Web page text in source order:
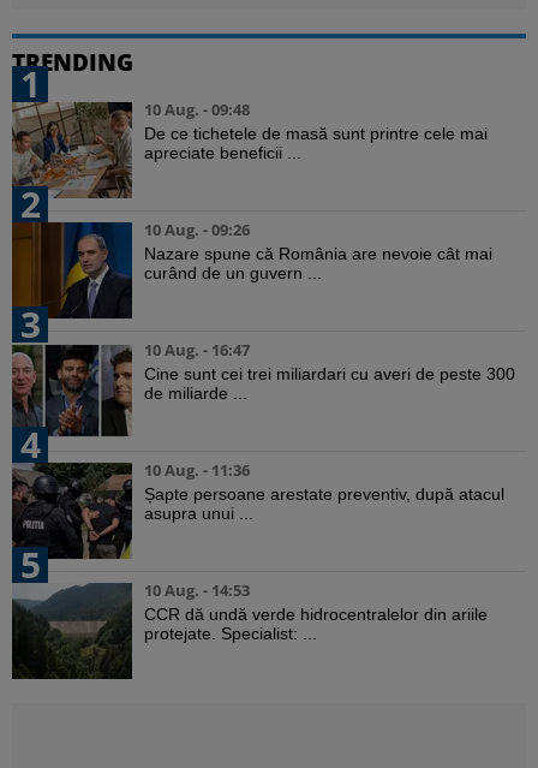
TRENDING
1
10 Aug. - 09:48
De ce tichetele de masă sunt printre cele mai
apreciate beneficii ...
2
10 Aug. - 09:26
Nazare spune că România are nevoie cât mai
curând de un guvern ...
3
10 Aug. - 16:47
Cine sunt cei trei miliardari cu averi de peste 300
de miliarde ...
4
10 Aug. - 11:36
Șapte persoane arestate preventiv, după atacul
asupra unui ...
5
10 Aug. - 14:53
CCR dă undă verde hidrocentralelor din ariile
protejate. Specialist: ...